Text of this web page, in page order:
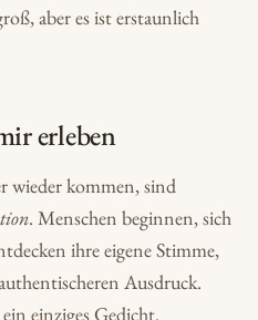
aber es ist erstaunlich
erleben
wieder kommen, sind
. Menschen beginnen, sich
ihre eigene Stimme,
Ausdruck.
einziges Gedicht.